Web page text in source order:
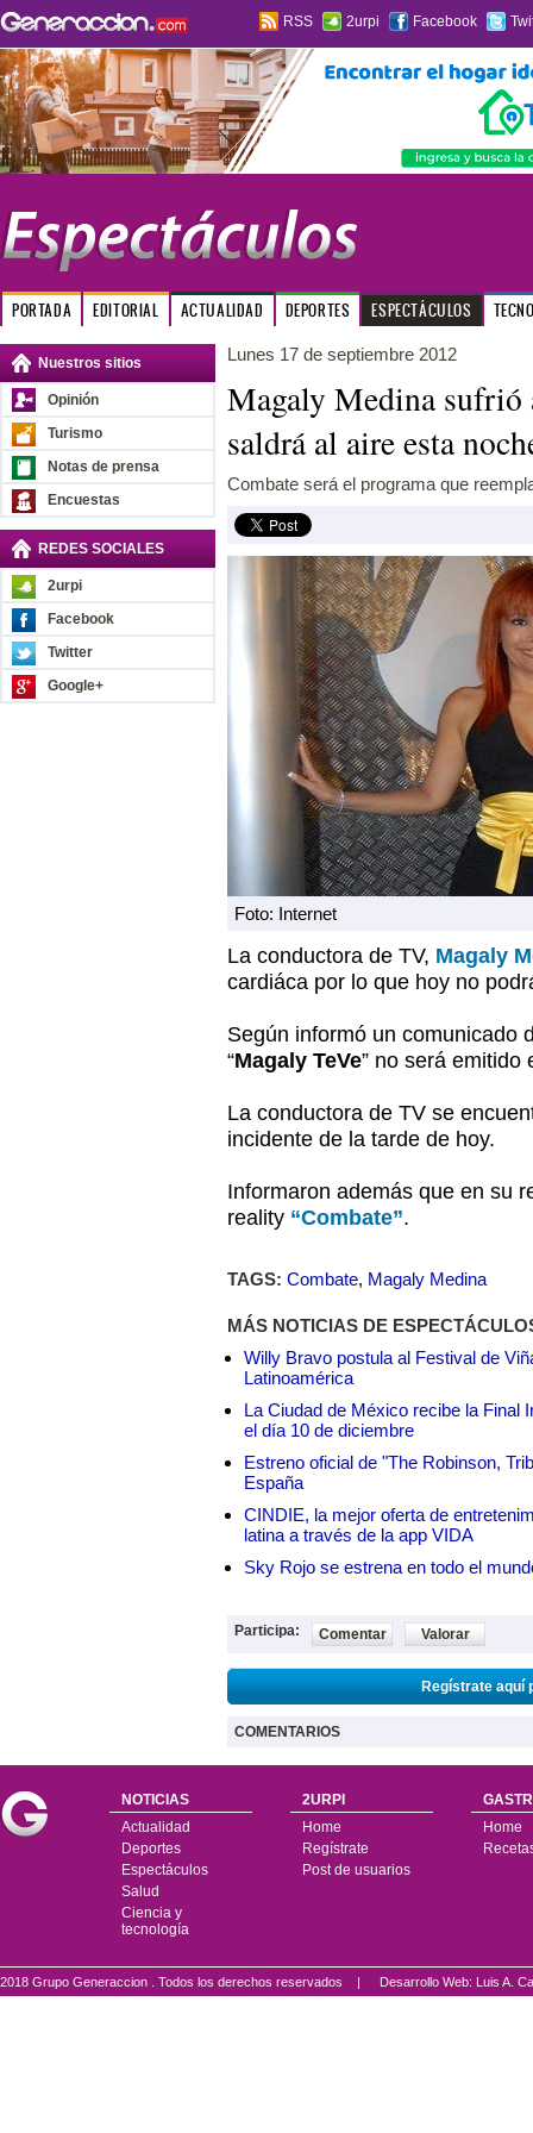
RSS 2urpi Facebook
PORTADA EDITORIAL ACTUALIDAD DEPORTES ESPECTÁCULOS
Nuestros sitios
Opinión
Turismo
Notas de prensa
Encuestas
REDES SOCIALES
2urpi
Facebook
Twitter
Google+
Lunes 17 de septiembre 2012
Magaly Medina
saldrá al aire esta
Combate será el programa que
Foto: Internet
La conductora de TV, Magaly
cardiáca por lo que hoy no
Según informó un comunicado
“Magaly TeVe” no será emitido
La conductora de TV se
incidente de la tarde de hoy.
Informaron además que en su
reality “Combate”.
TAGS: Combate, Magaly Medina
MÁS NOTICIAS DE
Willy Bravo postula al Festival de
Latinoamérica
La Ciudad de México recibe la Final
el día 10 de diciembre
Estreno oficial de "The Robinson,
España
CINDIE, la mejor oferta de
latina a través de la app VIDA
Sky Rojo se estrena en todo el
Participa: Comentar Valorar
Regístrate aquí
COMENTARIOS
NOTICIAS
Actualidad
Deportes
Espectáculos
Salud
Ciencia y
tecnología
2URPI
Home
Regístrate
Post de usuarios
Home
2018 Grupo Generaccion . Todos los derechos reservados | Desarrollo Web: Luis